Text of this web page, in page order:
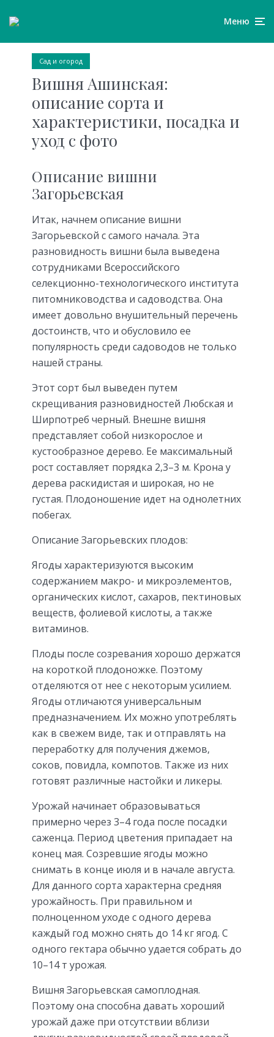
Меню
Сад и огород
Вишня Ашинская:
описание сорта и
характеристики, посадка и
уход с фото
Описание вишни
Загорьевская
Итак, начнем описание вишни
Загорьевской с самого начала. Эта
разновидность вишни была выведена
сотрудниками Всероссийского
селекционно-технологического института
питомниководства и садоводства. Она
имеет довольно внушительный перечень
достоинств, что и обусловило ее
популярность среди садоводов не только
нашей страны.
Этот сорт был выведен путем
скрещивания разновидностей Любская и
Ширпотреб черный. Внешне вишня
представляет собой низкорослое и
кустообразное дерево. Ее максимальный
рост составляет порядка 2,3–3 м. Крона у
дерева раскидистая и широкая, но не
густая. Плодоношение идет на однолетних
побегах.
Описание Загорьевских плодов:
Ягоды характеризуются высоким
содержанием макро- и микроэлементов,
органических кислот, сахаров, пектиновых
веществ, фолиевой кислоты, а также
витаминов.
Плоды после созревания хорошо держатся
на короткой плодоножке. Поэтому
отделяются от нее с некоторым усилием.
Ягоды отличаются универсальным
предназначением. Их можно употреблять
как в свежем виде, так и отправлять на
переработку для получения джемов,
соков, повидла, компотов. Также из них
готовят различные настойки и ликеры.
Урожай начинает образовываться
примерно через 3–4 года после посадки
саженца. Период цветения припадает на
конец мая. Созревшие ягоды можно
снимать в конце июля и в начале августа.
Для данного сорта характерна средняя
урожайность. При правильном и
полноценном уходе с одного дерева
каждый год можно снять до 14 кг ягод. С
одного гектара обычно удается собрать до
10–14 т урожая.
Вишня Загорьевская самоплодная.
Поэтому она способна давать хороший
урожай даже при отсутствии вблизи